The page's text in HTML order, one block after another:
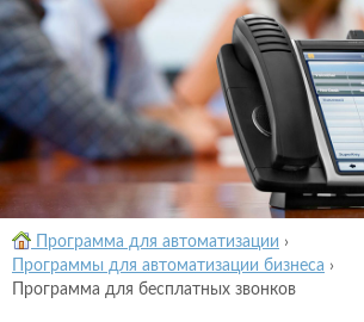
Программа для автоматизации ›
Программы для автоматизации бизнеса ›
Программа для бесплатных звонков